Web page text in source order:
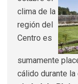
clima de la
región del
Centro es
sumamente
cálido durante